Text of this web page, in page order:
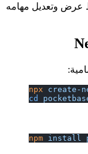
وتعديل مهامه
npx create-
cd
npm install